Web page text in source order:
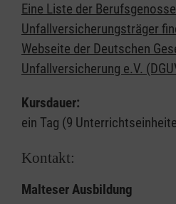
Eine Liste der
Unfallversicherungsträger
Webseite der Deutschen
Unfallversicherung e.V.
Kursdauer:
ein Tag (9
Kontakt:
Malteser Ausbildung